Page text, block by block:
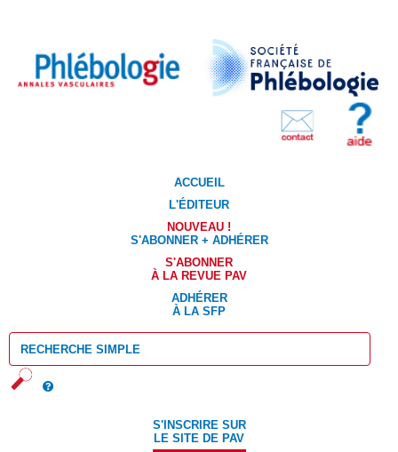
ACCUEIL
L'ÉDITEUR
NOUVEAU !
S'ABONNER + ADHÉRER
S'ABONNER
À LA REVUE PAV
ADHÉRER
À LA SFP
S'INSCRIRE SUR
LE SITE DE PAV